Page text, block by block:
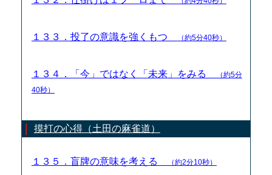
１３３．投了の意識を強くもつ （約5分40秒）
１３４．「今」ではなく「未来」をみる
（約5分
40秒）
摸打の心得（土田の麻雀道）
１３５．盲牌の意味を考える （約2分10秒）